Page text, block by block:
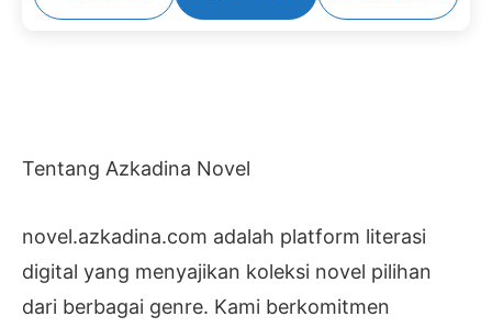
Tentang Azkadina Novel
novel.azkadina.com adalah platform literasi
digital yang menyajikan koleksi novel pilihan
dari berbagai genre. Kami berkomitmen